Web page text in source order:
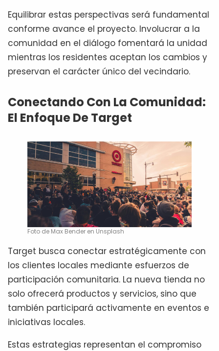
Equilibrar estas perspectivas será fundamental
conforme avance el proyecto. Involucrar a la
comunidad en el diálogo fomentará la unidad
mientras los residentes aceptan los cambios y
preservan el carácter único del vecindario.
Conectando Con La Comunidad:
El Enfoque De Target
Foto de Max Bender en Unsplash
Target busca conectar estratégicamente con
los clientes locales mediante esfuerzos de
participación comunitaria. La nueva tienda no
solo ofrecerá productos y servicios, sino que
también participará activamente en eventos e
iniciativas locales.
Estas estrategias representan el compromiso